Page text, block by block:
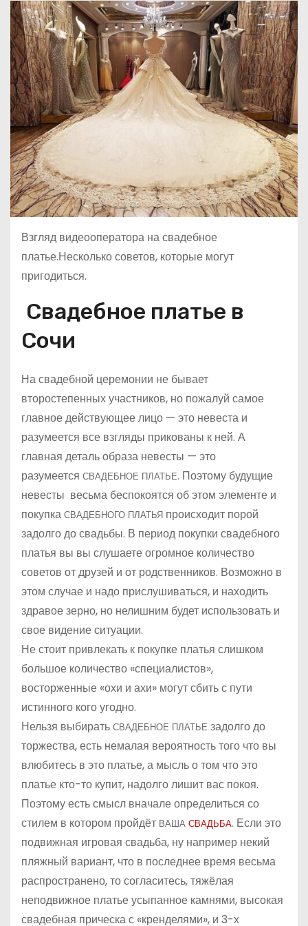
Взгляд видеооператора на свадебное
платье.Несколько советов, которые могут
пригодиться.
Свадебное платье в
Сочи
На свадебной церемонии не бывает
второстепенных участников, но пожалуй самое
главное действующее лицо — это невеста и
разумеется все взгляды прикованы к ней. А
главная деталь образа невесты — это
разумеется СВАДЕБНОЕ ПЛАТЬЕ. Поэтому будущие
невесты весьма беспокоятся об этом элементе и
покупка СВАДЕБНОГО ПЛАТЬЯ происходит порой
задолго до свадьбы. В период покупки свадебного
платья вы вы слушаете огромное количество
советов от друзей и от родственников. Возможно в
этом случае и надо прислушиваться, и находить
здравое зерно, но нелишним будет использовать и
свое видение ситуации.
Не стоит привлекать к покупке платья слишком
большое количество «специалистов»,
восторженные «охи и ахи» могут сбить с пути
истинного кого угодно.
Нельзя выбирать СВАДЕБНОЕ ПЛАТЬЕ задолго до
торжества, есть немалая вероятность того что вы
влюбитесь в это платье, а мысль о том что это
платье кто-то купит, надолго лишит вас покоя.
Поэтому есть смысл вначале определиться со
стилем в котором пройдёт ВАША СВАДЬБА. Если это
подвижная игровая свадьба, ну например некий
пляжный вариант, что в последнее время весьма
распространено, то согласитесь, тяжёлая
неподвижное платье усыпанное камнями, высокая
свадебная прическа с «кренделями», и 3-х